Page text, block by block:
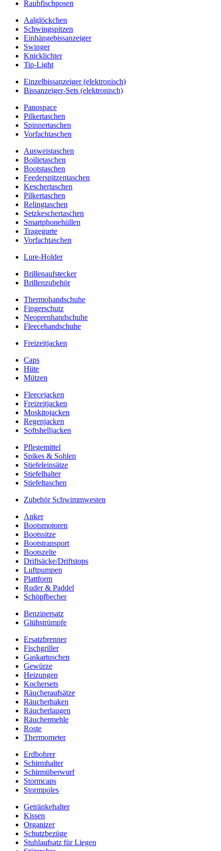
Raubfischposen
Aalglöckchen
Schwingspitzen
Einhängebissanzeiger
Swinger
Knicklichter
Tip-Light
Einzelbissanzeiger (elektronisch)
Bissanzeiger-Sets (elektronisch)
Panospace
Pilkertaschen
Spinnertaschen
Vorfachtaschen
Ausweistaschen
Boilietaschen
Bootstaschen
Feederspitzentaschen
Keschertaschen
Pilkertaschen
Relingtaschen
Setzkeschertaschen
Smartphonehüllen
Tragegurte
Vorfachtaschen
Lure-Holder
Brillenaufstecker
Brillenzubehör
Thermohandschuhe
Fingerschutz
Neoprenhandschuhe
Fleecehandschuhe
Freizeitjacken
Caps
Hüte
Mützen
Fleecejacken
Freizeitjacken
Moskitojacken
Regenjacken
Softshelljacken
Pflegemittel
Spikes & Sohlen
Stiefeleinsätze
Stiefelhalter
Stiefeltaschen
Zubehör Schwimmwesten
Anker
Bootsmotoren
Bootssitze
Bootstransport
Bootszelte
Driftsäcke/Driftstops
Luftpumpen
Plattform
Ruder & Paddel
Schöpfbecher
Benzinersatz
Glühstrümpfe
Ersatzbrenner
Fischgriller
Gaskartuschen
Gewürze
Heizungen
Kochersets
Räucheraufsätze
Räucherhaken
Räucherlaugen
Räuchermehle
Roste
Thermometer
Erdbohrer
Schirmhalter
Schirmüberwurf
Stormcaps
Stormpoles
Getränkehalter
Kissen
Organizer
Schutzbezüge
Stuhlaufsatz für Liegen